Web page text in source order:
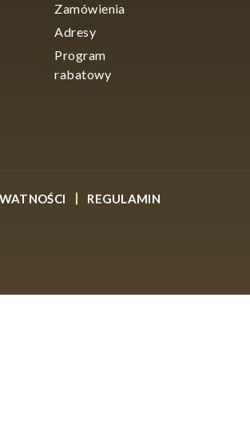
Zamówienia
Adresy
Program
rabatowy
REGULAMIN